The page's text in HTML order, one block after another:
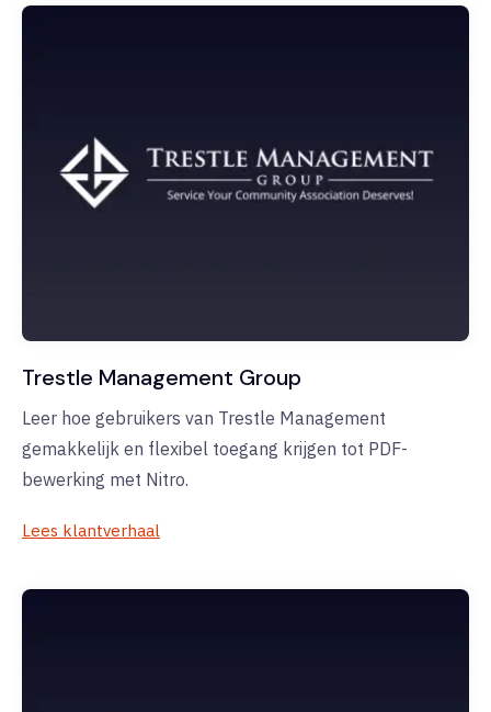
Trestle Management Group
Leer hoe gebruikers van Trestle Management
gemakkelijk en flexibel toegang krijgen tot PDF-
bewerking met Nitro.
Lees klantverhaal